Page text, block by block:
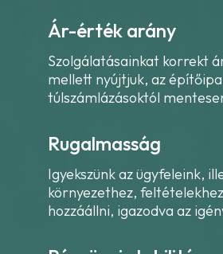
Ár-érték arány
Szolgálatásainkat korrekt
mellett nyújtjuk, az
túlszámlázásoktól
Rugalmasság
Igyekszünk az ügyfeleink,
környezethez,
hozzáállni, igazodva az